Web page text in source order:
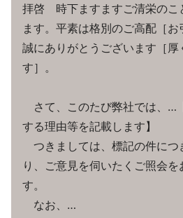
拝啓 時下ますますご清栄のこ
ます。平素は格別のご高配［お
誠にありがとうございます［厚
す］。
さて、このたび弊社では、…
する理由等を記載します】
つきましては、標記の件につ
り、ご意見を伺いたくご照会を
す。
なお、…